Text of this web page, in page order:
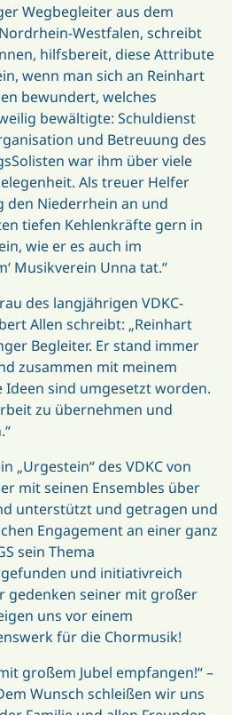
Wegbegleiter aus dem
Westfalen, schreibt
hilfsbereit, diese Attribute
wenn man sich an Reinhart
bewundert, welches
bewältigte: Schuldienst
und Betreuung des
war ihm über viele
Als treuer Helfer
den Niederrhein an und
tiefen Kehlenkräfte gern in
wie er es auch im
Musikverein Unna tat.“
des langjährigen VDKC-
Allen schreibt: „Reinhart
Begleiter. Er stand immer
zusammen mit meinem
Ideen sind umgesetzt worden.
zu übernehmen und
„Urgestein“ des VDKC von
mit seinen Ensembles über
unterstützt und getragen und
Engagement an einer ganz
sein Thema
und initiativreich
gedenken seiner mit großer
uns vor einem
für die Chormusik!
großem Jubel empfangen!“ –
Wunsch schleißen wir uns